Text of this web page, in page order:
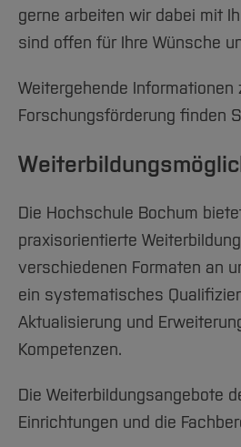
gerne arbeiten wir dabei mit
sind offen für Ihre Wünsche
Weitergehende Informationen
Forschungsförderung finden
Die Hochschule Bochum
praxisorientierte
verschiedenen Formaten an
ein systematisches
Aktualisierung und
Kompetenzen.
Die Weiterbildungsangebote
Einrichtungen und die